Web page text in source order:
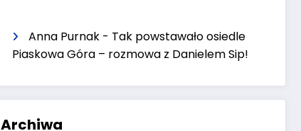
Anna Purnak - Tak powstawało osiedle
Piaskowa Góra – rozmowa z Danielem Sip!
Archiwa